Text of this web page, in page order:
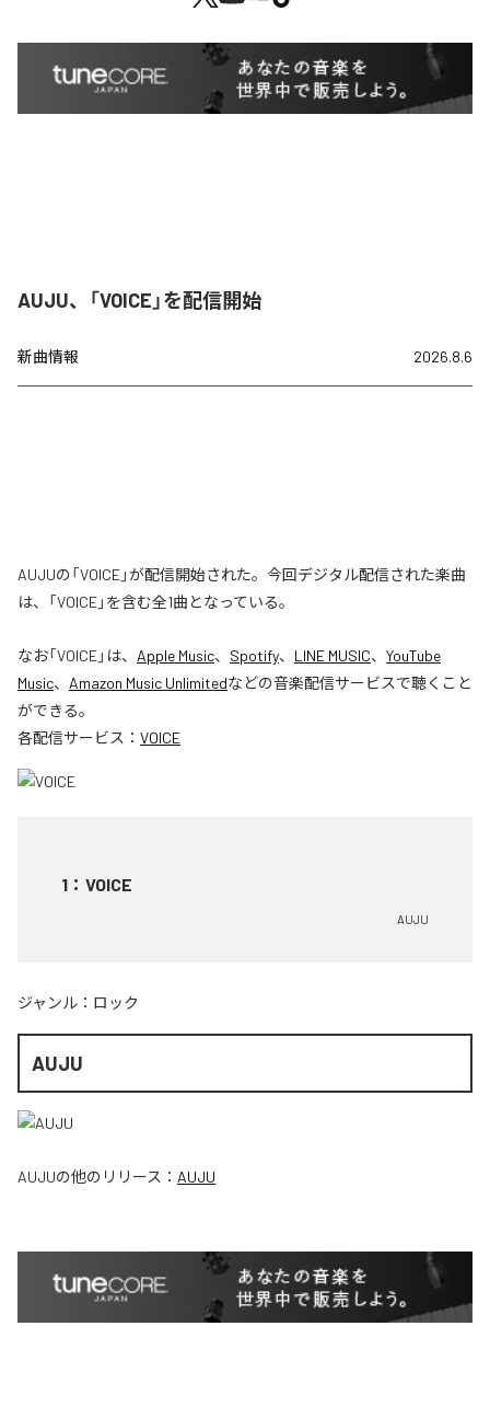
AUJU、「VOICE」を配信開始
新曲情報 2026.8.6
AUJUの「VOICE」が配信開始された。今回デジタル配信された楽曲
は、「VOICE」を含む全1曲となっている。
なお「VOICE」は、 Apple Music、 Spotify、 LINE MUSIC、 YouTube
Music、 Amazon Music Unlimitedなどの音楽配信サービスで聴くこと
ができる。
各配信サービス： VOICE
1 ： VOICE
AUJU
ジャンル： ロック
AUJU
AUJUの他のリリース： AUJU